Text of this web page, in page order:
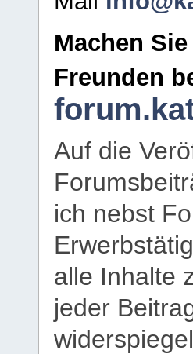
Machen
Freunden
Auf die
ich nebst
alle Inhalte
jeder